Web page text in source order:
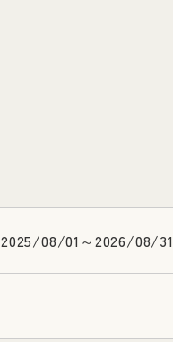
2025/08/01～2026/08/31